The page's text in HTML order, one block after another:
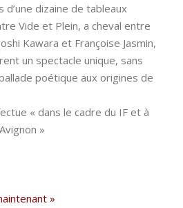
dizaine de tableaux
Vide et Plein, a cheval entre
Kawara et Françoise Jasmin,
un spectacle unique, sans
poétique aux origines de
« dans le cadre du IF et à
»
»